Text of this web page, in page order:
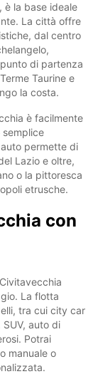
è la base ideale
La città offre
dal centro
di partenza
Taurine e
la costa.
è facilmente
permette di
Lazio e oltre,
o la pittoresca
etrusche.
con
La flotta
tra cui city car
auto di
Potrai
manuale o